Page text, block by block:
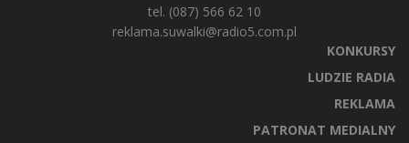
tel. (087) 566 62 10
reklama.suwalki@radio5.com.pl
KONKURSY
LUDZIE RADIA
REKLAMA
PATRONAT MEDIALNY